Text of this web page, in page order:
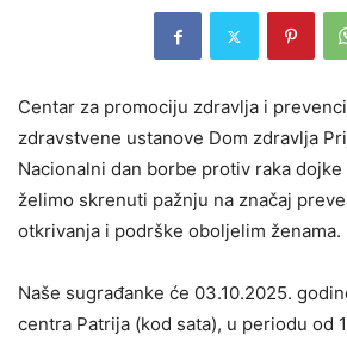
Centar za promociju zdravlja i
zdravstvene ustanove Dom zdravlja
Nacionalni dan borbe protiv raka
želimo skrenuti pažnju na značaj
otkrivanja i podrške oboljelim ženama.
Naše sugrađanke će 03.10.2025.
centra Patrija (kod sata), u periodu od